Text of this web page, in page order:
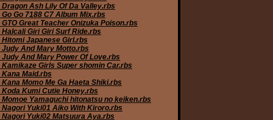
Dragon Ash Lily Of Da Valley.rbs
Go Go 7188 C7 Album Mix.rbs
GTO Great Teacher Onizuka Poison.rbs
Halcali Giri Giri Surf Ride.rbs
Hitomi Japanese Girl.rbs
Judy And Mary Motto.rbs
Judy And Mary Power Of Love.rbs
Kamikaze Girls Super shomin Car.rbs
Kana Maid.rbs
Kana Momo Me Ga Haeta Shiki.rbs
Koda Kumi Cutie Honey.rbs
Momoe Yamaguchi hitonatsu no keiken.rbs
Nagori Yuki01 Aiko With Kiroro.rbs
Nagori Yuki02 Matsuura Aya.rbs